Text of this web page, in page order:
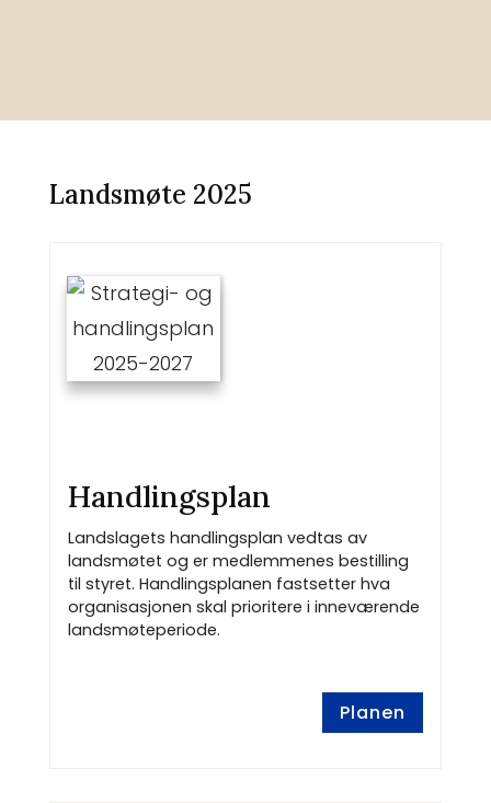
Landsmøte 2025
Handlingsplan
Landslagets handlingsplan vedtas av
landsmøtet og er medlemmenes bestilling
til styret. Handlingsplanen fastsetter hva
organisasjonen skal prioritere i inneværende
landsmøteperiode.
Planen